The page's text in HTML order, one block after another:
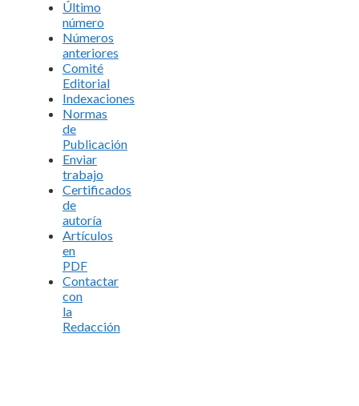
Último
número
Números
anteriores
Comité
Editorial
Indexaciones
Normas
de
Publicación
Enviar
trabajo
Certificados
de
autoría
Artículos
en
PDF
Contactar
con
la
Redacción